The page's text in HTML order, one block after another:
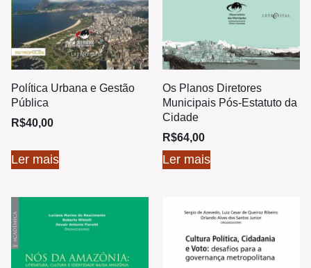
Política Urbana e Gestão
Pública
R$40,00
Ler mais
Os Planos Diretores
Municipais Pós-Estatuto da
Cidade
R$64,00
Ler mais